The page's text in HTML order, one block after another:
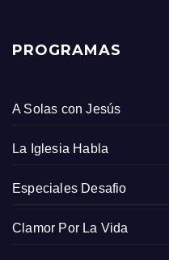
PROGRAMAS
A Solas con Jesús
La Iglesia Habla
Especiales Desafio
Clamor Por La Vida